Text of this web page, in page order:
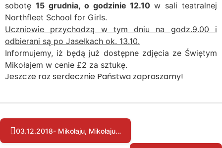
sobotę 15 grudnia, o godzinie 12.10w sali teatralnej
Northfleet School for Girls.
Uczniowie przychodzą w tym dniu na godz.9.00 i
odbierani są po Jasełkach ok. 13.10.
Informujemy, iż będą już dostępne zdjęcia ze Świętym
Mikołajem w cenie £2 za sztukę.
Jeszcze raz serdecznie Państwa zapraszamy!
03.12.2018- Mikołaju, Mikołaju…